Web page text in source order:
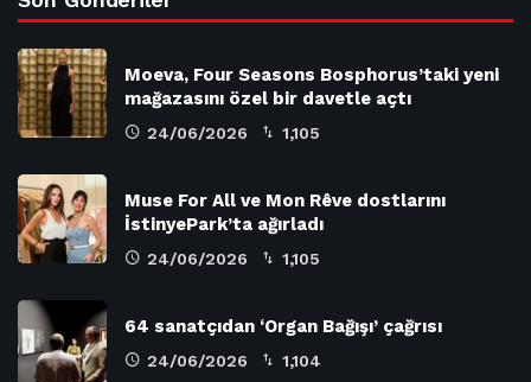
Moeva, Four Seasons Bosphorus’taki yeni
mağazasını özel bir davetle açtı
24/06/2026 1,105
Muse For All ve Mon Rêve dostlarını
İstinyePark’ta ağırladı
24/06/2026 1,105
64 sanatçıdan ‘Organ Bağışı’ çağrısı
24/06/2026 1,104